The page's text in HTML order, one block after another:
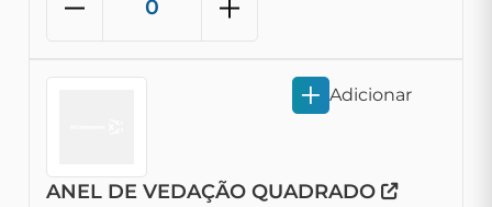
ANEL DE VEDAÇÃO QUADRADO
Adicionar